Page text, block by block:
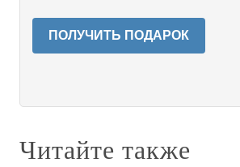
ПОЛУЧИТЬ ПОДАРОК
Читайте также